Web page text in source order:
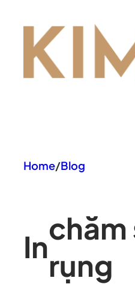
đến
dung
Home/Blog
In
rụng